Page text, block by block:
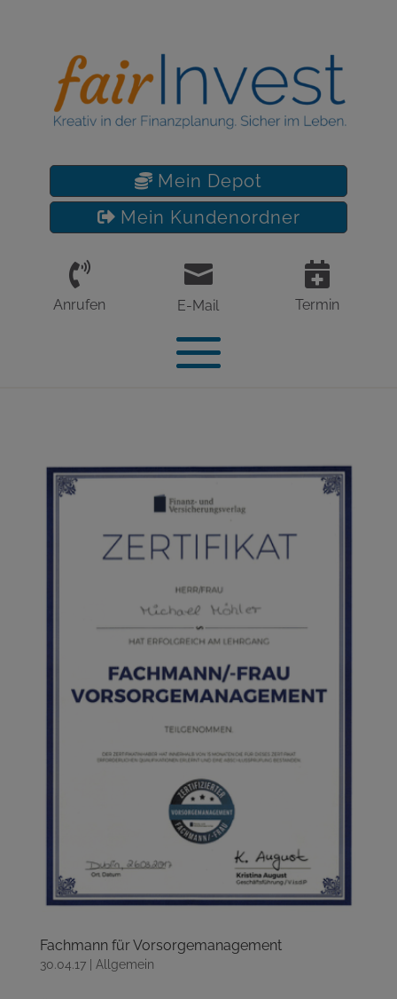
Mein Depot
Mein Kundenordner

Anrufen

E-Mail

Termin
Fachmann für Vorsorgemanagement
30.04.17| Allgemein